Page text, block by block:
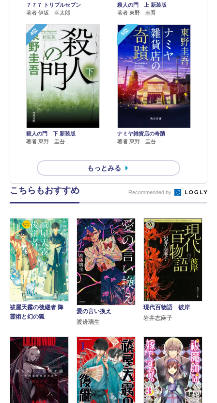
７７７ トリプルセブン
著者 伊坂 幸太郎
殺人の門 上 新装版
著者 東野 圭吾
4位
殺人の門 下 新装版
著者 東野 圭吾
5位
ナミヤ雑貨店の奇蹟
著者 東野 圭吾
もっとみる
こちらもおすすめ Recommended by
祓屋天霧の後継者 降
霊術と幻の狐
愛の言い換え
渡邊璃生
現代百物語 彼岸
岩井志麻子